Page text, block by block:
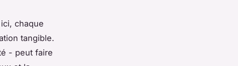
chaque
tangible.
- peut faire